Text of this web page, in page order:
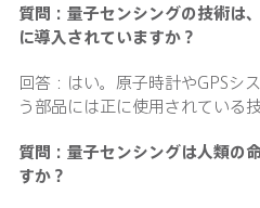
質問：量子センシングの技術は
に導入されていますか？
回答：はい。原子時計やGPSシ
う部品には正に使用されている技
質問：量子センシングは人類の
すか？